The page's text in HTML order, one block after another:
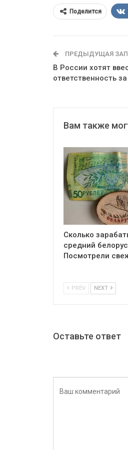
Поделится
ПРЕДЫДУЩАЯ
В России хотят
ответственность
Вам также
Сколько
средний
Посмотрели
PREV NEXT
Оставьте ответ